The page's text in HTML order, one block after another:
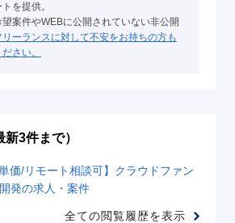
を提供。
案件やWEBに公開されていない非公開
リーランスに対して不安をお持ちの方も
さい。
3件まで）
価/リモート相談可】クラウドファン
発の求人・案件
全ての閲覧履歴を表示